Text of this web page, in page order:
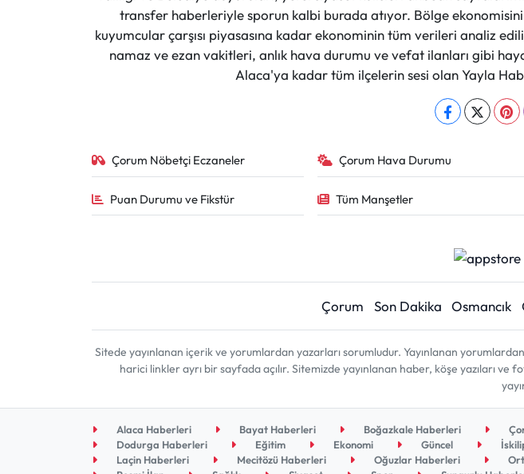
transfer haberleriyle sporun kalbi burada atıyor. Bölge
kuyumcular çarşısı piyasasına kadar ekonominin tüm verileri analiz
namaz ve ezan vakitleri, anlık hava durumu ve vefat ilanları gibi
Alaca'ya kadar tüm ilçelerin sesi olan Yayla
Çorum Nöbetçi Eczaneler Çorum Hava Durumu
Puan Durumu ve Fikstür Tüm Manşetler
Çorum Son Dakika Osmancık
Sitede yayınlanan içerik ve yorumlardan yazarları sorumludur. Yayınlanan
harici linkler ayrı bir sayfada açılır. Sitemizde yayınlanan haber, köşe yazıları
Alaca Haberleri Bayat Haberleri Boğazkale Haberleri
Dodurga Haberleri
Eğitim Ekonomi Güncel
Laçin Haberleri
Mecitözü Haberleri Oğuzlar Haberleri